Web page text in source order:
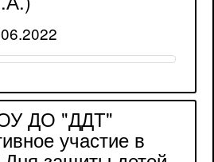
ДО "ДДТ"
участие в